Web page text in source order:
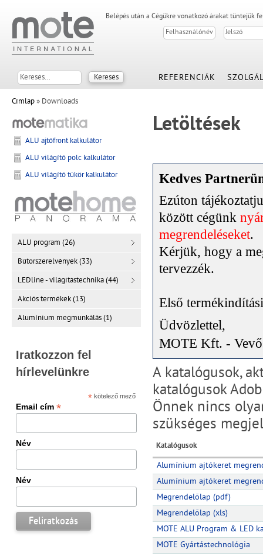
Belépés után a Cégükre vonatkozó árakat tüntejük
REFERENCIÁK
Címlap» Downloads
Letöltések
Kedves
Ezúton
között cégünk
megrendeléseket.
Kérjük, hogy a
tervezzék.
Első
Üdvözlettel,
MOTE Kft. -
A katalógusok,
katalógusok
Önnek nincs
szükséges
Katalógusok
Alumínium ajtókeret
Alumínium ajtókeret
Megrendelőlap (pdf)
Megrendelőlap (xls)
MOTE ALU Program & LED
MOTE Gyártástechnológia
ALU ajtófront kalkulátor
ALU világító polc kalkulátor
ALU világító tükör kalkulátor
ALU program (26)
Bútorszerelvények (33)
LEDline - világítástechnika (44)
Akciós termékek (13)
Alumínium megmunkálás (1)
Iratkozzon fel
hírlevelünkre
* kötelező mező
Email cím *
Név
Név